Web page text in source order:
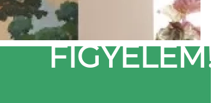
FIGYELEM!